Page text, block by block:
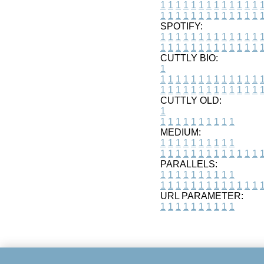
1 1 1 1 1 1 1 1 1 1 1 1 1 1
1 1 1 1 1 1 1 1 1 1 1 1 1 1
SPOTIFY:
1 1 1 1 1 1 1 1 1 1 1 1 1 1
1 1 1 1 1 1 1 1 1 1 1 1 1 1
CUTTLY BIO:
1
1 1 1 1 1 1 1 1 1 1 1 1 1 1
1 1 1 1 1 1 1 1 1 1 1 1 1 1
CUTTLY OLD:
1
1 1 1 1 1 1 1 1 1 1
MEDIUM:
1 1 1 1 1 1 1 1 1 1
1 1 1 1 1 1 1 1 1 1 1 1 1 1
PARALLELS:
1 1 1 1 1 1 1 1 1 1
1 1 1 1 1 1 1 1 1 1 1 1 1 1
URL PARAMETER:
1 1 1 1 1 1 1 1 1 1